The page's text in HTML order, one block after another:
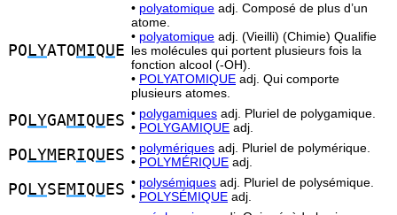
PO LYATOMIQU E
• polyatomique adj. Composé de plus d’un
atome.
• polyatomique adj. (Vieilli) (Chimie) Qualifie
les molécules qui portent plusieurs fois la
fonction alcool (-OH).
• POLYATOMIQUE adj. Qui comporte
plusieurs atomes.
PO LYGAMIQU ES • polygamiques adj. Pluriel de polygamique.
• POLYGAMIQUE adj.
PO LYM ERIQU ES • polymériques adj. Pluriel de polymérique.
• POLYMÉRIQUE adj.
PO LYSEMIQU ES • polysémiques adj. Pluriel de polysémique.
• POLYSÉMIQUE adj.